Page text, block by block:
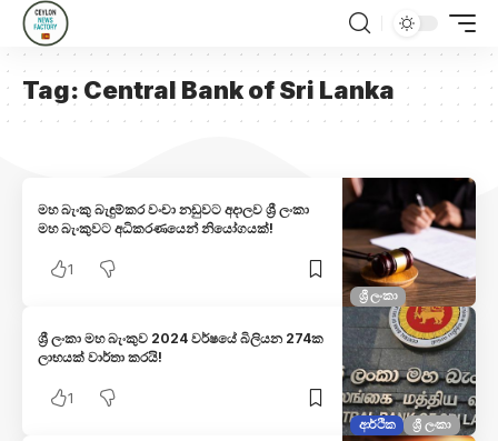
Tag: Central Bank of Sri Lanka
ශ්‍රී ලංකා
මහ බැංකු බැඳුම්කර වංචා නඩුවට අදාලව ශ්‍රී ලංකා
මහ බැංකුවට අධිකරණයෙන් නියෝගයක්!
1
ආර්ථික ශ්‍රී ලංකා
ශ්‍රී ලංකා මහ බැංකුව 2024 වර්ෂයේ බිලියන 274ක
ලාභයක් වාර්තා කරයි!
1